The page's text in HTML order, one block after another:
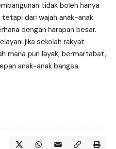
tidak boleh hanya
dari wajah anak-anak
dengan harapan besar.
jika sekolah rakyat
mana pun layak, bermartabat,
anak-anak bangsa.